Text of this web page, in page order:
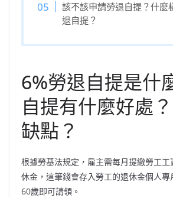
該不該申請勞退自提？什麼
退自提？
6%勞退自提是什
自提有什麼好處
缺點？
根據勞基法規定，雇主需每月提繳勞工工
休金，這筆錢會存入勞工的退休金個人
60歲即可請領。